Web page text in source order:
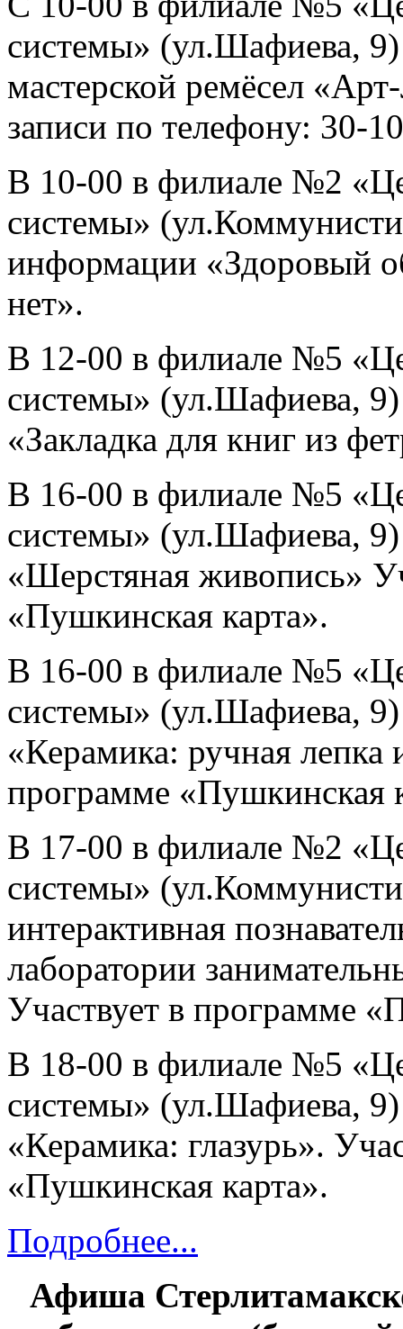
системы» (ул.Шафиева, 9)
мастерской ремёсел
записи по телефону: 30-
В 10-00 в филиале №2
системы»
информации «Здоровый
нет».
В 12-00 в филиале №5
системы» (ул.Шафиева, 9)
«Закладка для книг из
В 16-00 в филиале №5
системы» (ул.Шафиева, 9)
«Шерстяная живопись»
«Пушкинская карта».
В 16-00 в филиале №5
системы» (ул.Шафиева, 9)
«Керамика: ручная лепка
программе «Пушкинская
В 17-00 в филиале №2
системы»
интерактивная
лаборатории
Участвует в программе
В 18-00 в филиале №5
системы» (ул.Шафиева, 9)
«Керамика: глазурь».
«Пушкинская карта».
Подробнее...
Афиша